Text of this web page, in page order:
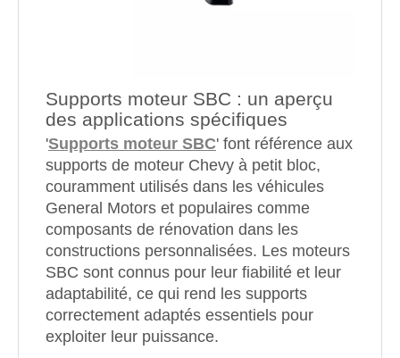
Supports moteur SBC : un aperçu
des applications spécifiques
'Supports moteur SBC' font référence aux
supports de moteur Chevy à petit bloc,
couramment utilisés dans les véhicules
General Motors et populaires comme
composants de rénovation dans les
constructions personnalisées. Les moteurs
SBC sont connus pour leur fiabilité et leur
adaptabilité, ce qui rend les supports
correctement adaptés essentiels pour
exploiter leur puissance.